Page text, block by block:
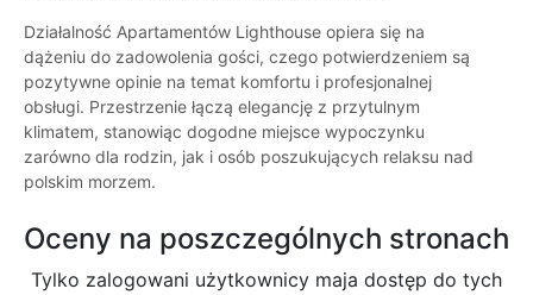
Działalność Apartamentów Lighthouse opiera się na
dążeniu do zadowolenia gości, czego potwierdzeniem są
pozytywne opinie na temat komfortu i profesjonalnej
obsługi. Przestrzenie łączą elegancję z przytulnym
klimatem, stanowiąc dogodne miejsce wypoczynku
zarówno dla rodzin, jak i osób poszukujących relaksu nad
polskim morzem.
Oceny na poszczególnych stronach
Tylko zalogowani użytkownicy maja dostęp do tych